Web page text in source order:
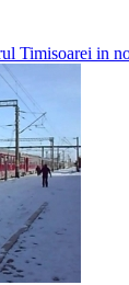
Timisoarei in